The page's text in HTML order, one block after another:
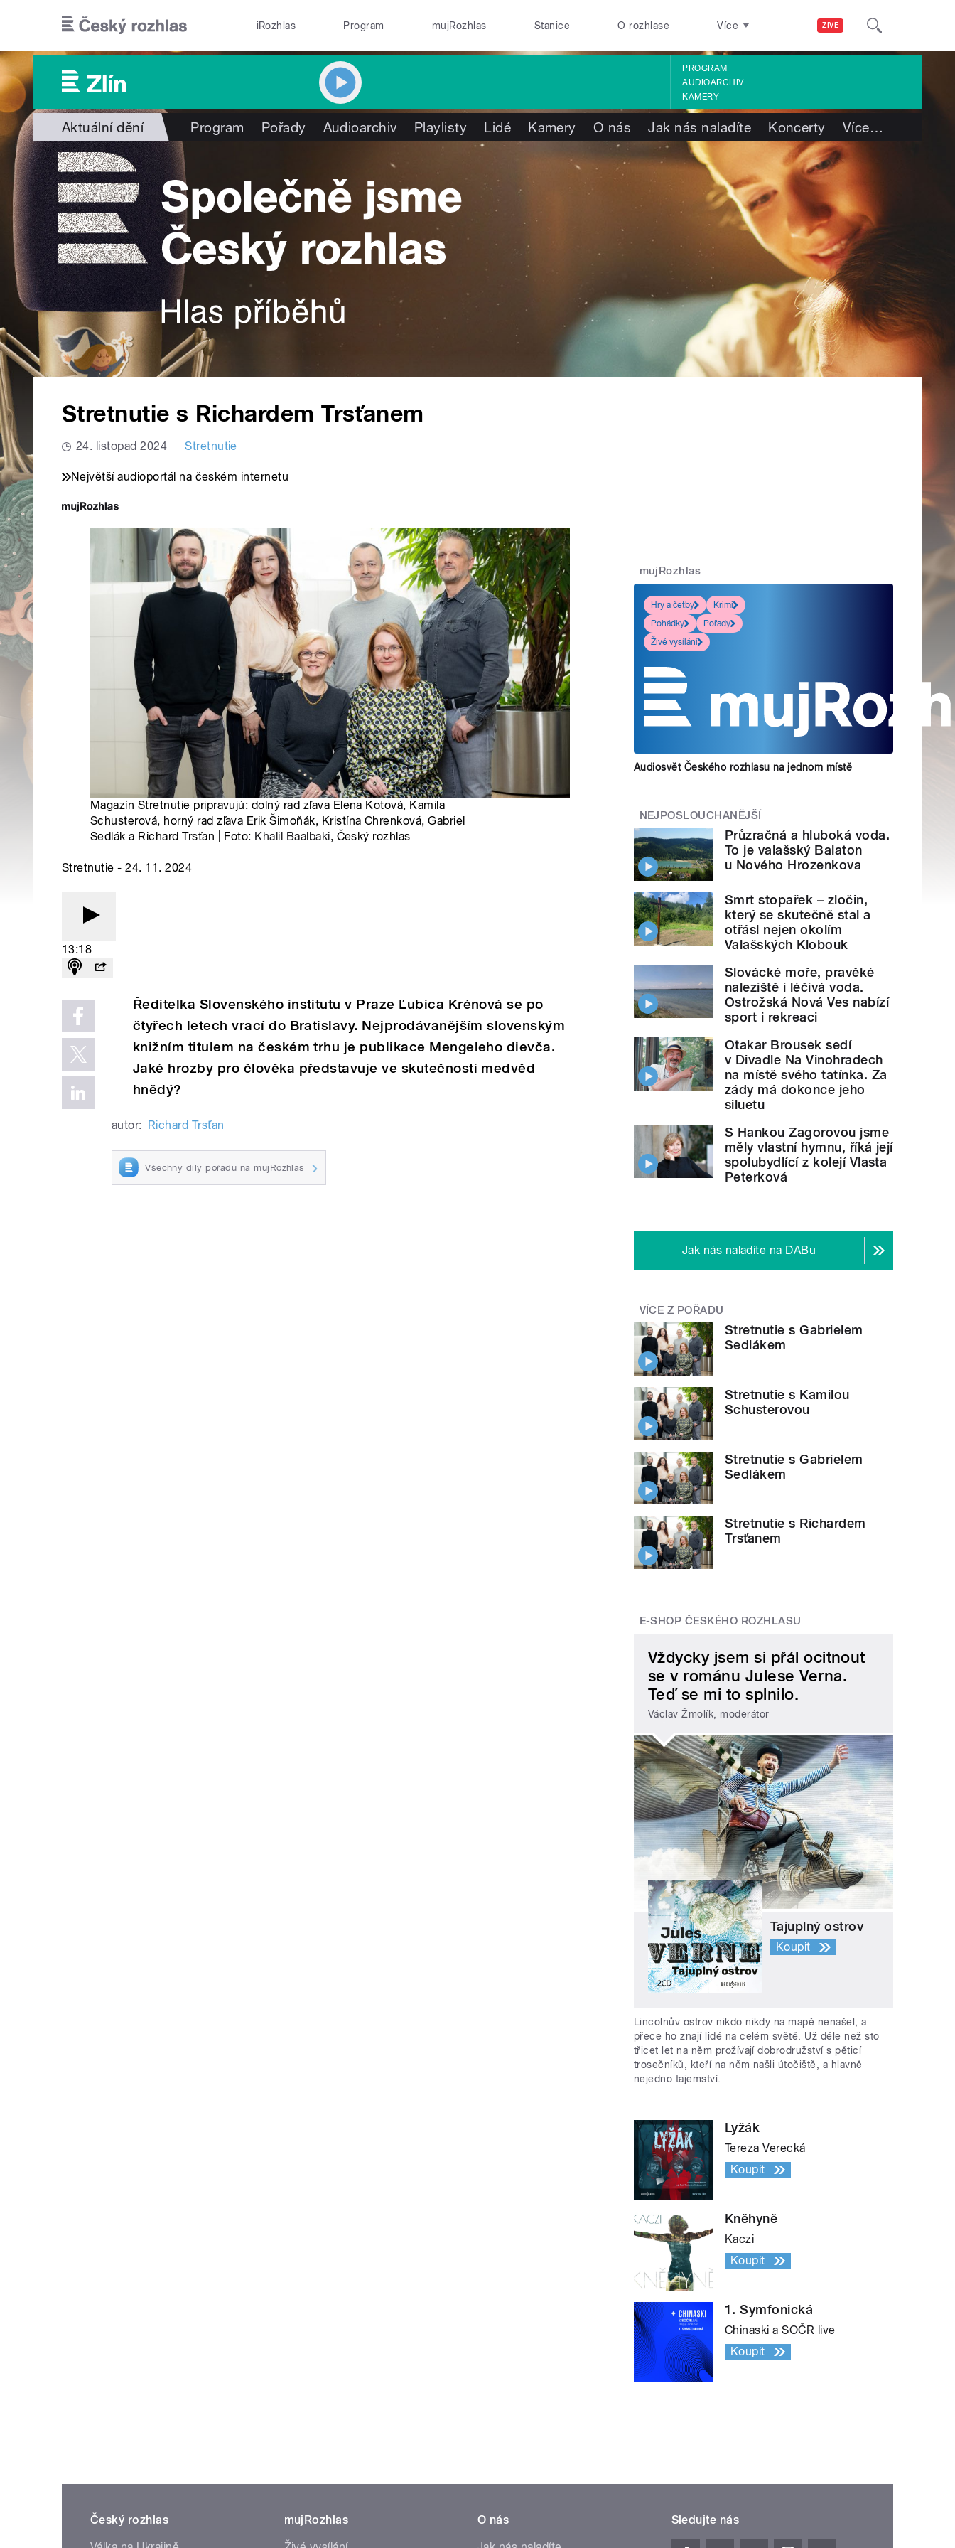
ŽIVĚ
iRozhlas Program mujRozhlas Stanice O rozhlase Více
PROGRAM
AUDIOARCHIV
KAMERY
Aktuální dění Program Pořady Audioarchiv Playlisty Lidé Kamery O nás Jak nás naladíte Koncerty Více…
Stretnutie s Richardem Trsťanem
24. listopad 2024 Stretnutie
Největší audioportál na českém internetu
Magazín Stretnutie pripravujú: dolný rad zľava Elena Kotová, Kamila
Schusterová, horný rad zľava Erik Šimoňák, Kristína Chrenková, Gabriel
Sedlák a Richard Trsťan | Foto: Khalil Baalbaki, Český rozhlas
Stretnutie - 24. 11. 2024
13:18
Ředitelka Slovenského institutu v Praze Ľubica Krénová se po
čtyřech letech vrací do Bratislavy. Nejprodávanějším slovenským
knižním titulem na českém trhu je publikace Mengeleho dievča.
Jaké hrozby pro člověka představuje ve skutečnosti medvěd
hnědý?
autor: Richard Trsťan
Všechny díly pořadu na mujRozhlas
mujRozhlas
Hry a četby
Krimi
Pohádky
Pořady
Živé vysílání
Audiosvět Českého rozhlasu na jednom místě
NEJPOSLOUCHANĚJŠÍ
Průzračná a hluboká voda.
To je valašský Balaton
u Nového Hrozenkova
Smrt stopařek – zločin,
který se skutečně stal a
otřásl nejen okolím
Valašských Klobouk
Slovácké moře, pravěké
naleziště i léčivá voda.
Ostrožská Nová Ves nabízí
sport i rekreaci
Otakar Brousek sedí
v Divadle Na Vinohradech
na místě svého tatínka. Za
zády má dokonce jeho
siluetu
S Hankou Zagorovou jsme
měly vlastní hymnu, říká její
spolubydlící z kolejí Vlasta
Peterková
Jak nás naladíte na DABu
VÍCE Z POŘADU
Stretnutie s Gabrielem
Sedlákem
Stretnutie s Kamilou
Schusterovou
Stretnutie s Gabrielem
Sedlákem
Stretnutie s Richardem
Trsťanem
E-SHOP ČESKÉHO ROZHLASU
Vždycky jsem si přál ocitnout
se v románu Julese Verna.
Teď se mi to splnilo.
Václav Žmolík, moderátor
Tajuplný ostrov
Koupit
Lincolnův ostrov nikdo nikdy na mapě nenašel, a
přece ho znají lidé na celém světě. Už déle než sto
třicet let na něm prožívají dobrodružství s pěticí
trosečníků, kteří na něm našli útočiště, a hlavně
nejedno tajemství.
Lyžák
Tereza Verecká
Koupit
Kněhyně
Kaczi
Koupit
1. Symfonická
Chinaski a SOČR live
Koupit
Český rozhlas
mujRozhlas
O nás
Sledujte nás